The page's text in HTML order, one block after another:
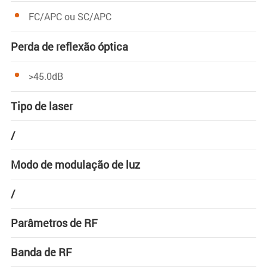
FC/APC ou SC/APC
Perda de reflexão óptica
>45.0dB
Tipo de laser
/
Modo de modulação de luz
/
Parâmetros de RF
Banda de RF